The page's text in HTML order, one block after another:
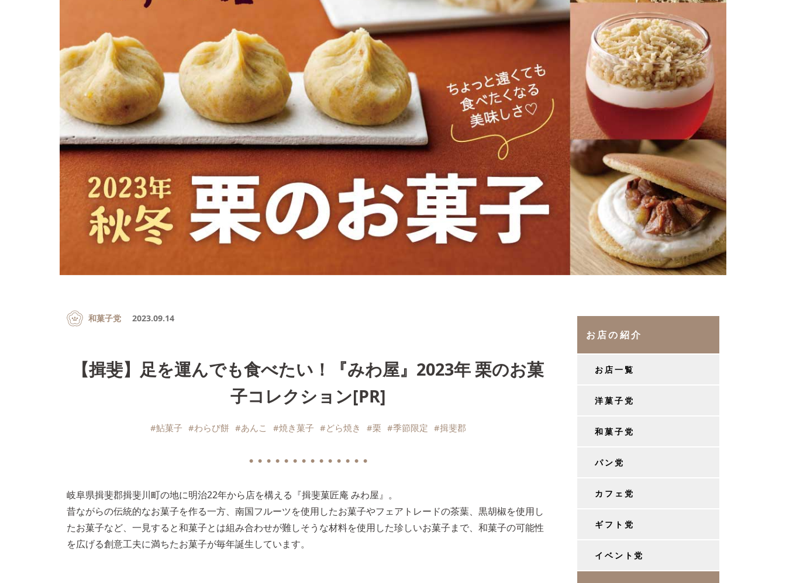
和菓子党 2023.09.14
【揖斐】足を運んでも食べたい！『みわ屋』2023年 栗のお菓
子コレクション[PR]
#鮎菓子 #わらび餅 #あんこ #焼き菓子 #どら焼き #栗 #季節限定 #揖斐郡
● ● ● ● ● ● ● ● ● ● ● ● ● ●
岐阜県揖斐郡揖斐川町の地に明治22年から店を構える『揖斐菓匠庵 みわ屋』。
昔ながらの伝統的なお菓子を作る一方、南国フルーツを使用したお菓子やフェアトレードの茶葉、黒胡椒を使用し
たお菓子など、一見すると和菓子とは組み合わせが難しそうな材料を使用した珍しいお菓子まで、和菓子の可能性
を広げる創意工夫に満ちたお菓子が毎年誕生しています。
お店の紹介
お店一覧
洋菓子党
和菓子党
パン党
カフェ党
ギフト党
イベント党